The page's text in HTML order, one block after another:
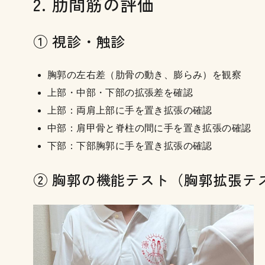
① 視診・触診
胸郭の左右差（肋骨の動き、膨らみ）を観察
上部・中部・下部の拡張差を確認
上部：両肩上部に手を置き拡張の確認
中部：肩甲骨と脊柱の間に手を置き拡張の確認
下部：下部胸郭に手を置き拡張の確認
② 胸郭の機能テスト（胸郭拡張テ